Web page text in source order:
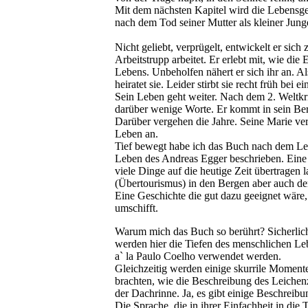
Mit dem nächsten Kapitel wird die
nach dem Tod seiner Mutter als kleiner
Nicht geliebt, verprügelt, entwickelt er sich
Arbeitstrupp arbeitet. Er erlebt mit, wie die
Lebens. Unbeholfen nähert er sich ihr an.
heiratet sie. Leider stirbt sie recht früh bei
Sein Leben geht weiter. Nach dem 2.
darüber wenige Worte. Er kommt in sein
Darüber vergehen die Jahre. Seine Marie
Leben an.
Tief bewegt habe ich das Buch nach dem
Leben des Andreas Egger beschrieben.
viele Dinge auf die heutige Zeit übertragen
(Übertourismus) in den Bergen aber auch
Eine Geschichte die gut dazu geeignet
umschifft.
Warum mich das Buch so berührt?
werden hier die Tiefen des menschlichen
a` la Paulo Coelho verwendet werden.
Gleichzeitig werden einige skurrile
brachten, wie die Beschreibung des
der Dachrinne. Ja, es gibt einige
Die Sprache, die in ihrer Einfachheit in die